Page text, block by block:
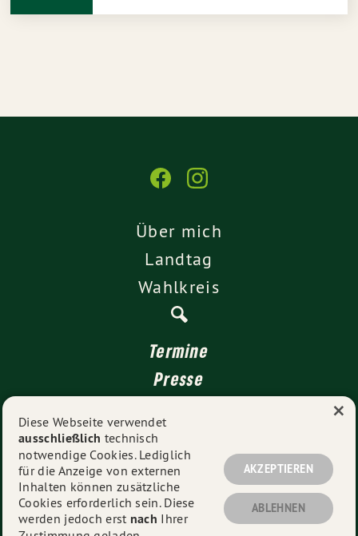
Über mich
Landtag
Wahlkreis
Termine
Presse
Impressum
Datenschutz
© 2026 Rüdiger Tonojan - Alle Rechte vorbehalten.
Diese Webseite verwendet
ausschließlich technisch
notwendige Cookies. Lediglich
für die Anzeige von externen
Inhalten können zusätzliche
Cookies erforderlich sein. Diese
werden jedoch erst nach Ihrer
AKZEPTIEREN
ABLEHNEN
×